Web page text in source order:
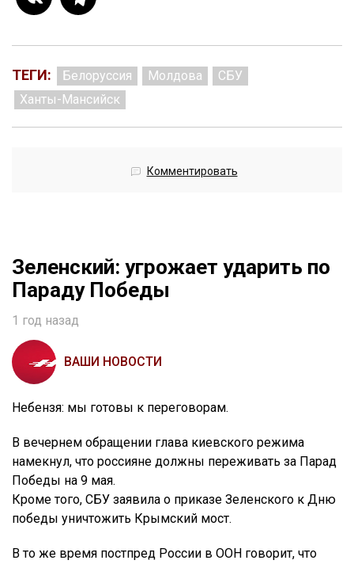
ТЕГИ: Белоруссия Молдова
СБУ
Ханты-Мансийск
Комментировать
Зеленский: угрожает ударить по
Параду Победы
1 год назад
ВАШИ НОВОСТИ
Небензя: мы готовы к переговорам.
В вечернем обращении глава киевского режима
намекнул, что россияне должны переживать за Парад
Победы на 9 мая.
Кроме того, СБУ заявила о приказе Зеленского к Дню
победы уничтожить Крымский мост.
В то же время постпред России в ООН говорит, что